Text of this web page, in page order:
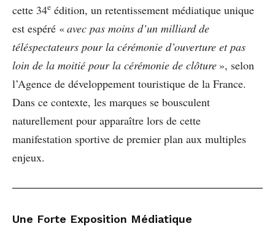
cette 34e édition, un retentissement médiatique unique
est espéré «avec pas moins d’un milliard de
téléspectateurs pour la cérémonie d’ouverture et pas
loin de la moitié pour la cérémonie de clôture », selon
l’Agence de développement touristique de la France.
Dans ce contexte, les marques se bousculent
naturellement pour apparaître lors de cette
manifestation sportive de premier plan aux multiples
enjeux.
Une Forte Exposition Médiatique